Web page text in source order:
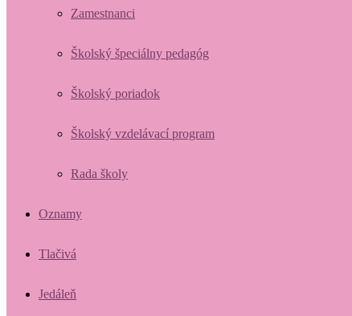
Zamestnanci
Školský špeciálny pedagóg
Školský poriadok
Školský vzdelávací program
Rada školy
Oznamy
Tlačivá
Jedáleň